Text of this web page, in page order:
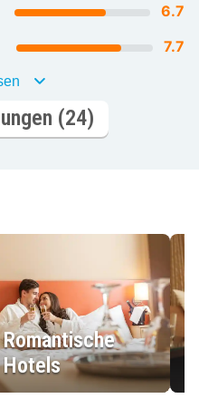
6.7
7.7
(24)
Romantische
Hotels